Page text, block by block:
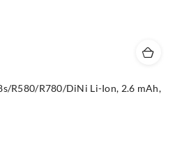
R580/R780/DiNi Li-Ion, 2.6 mAh,